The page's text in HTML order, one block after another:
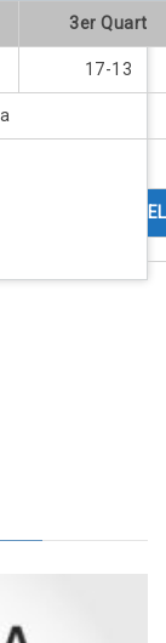
3er Quart
17-13
COMENTARI